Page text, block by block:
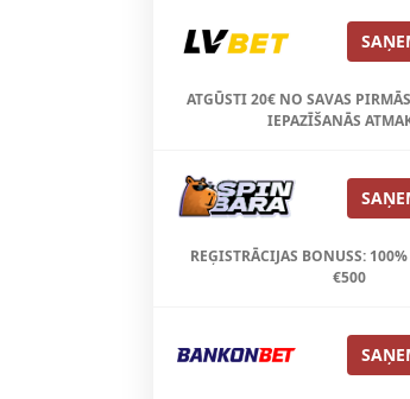
ATGŪSTI 20€ NO SAVAS
IEPAZĪŠANĀS
REĢISTRĀCIJAS BONUSS:
€500